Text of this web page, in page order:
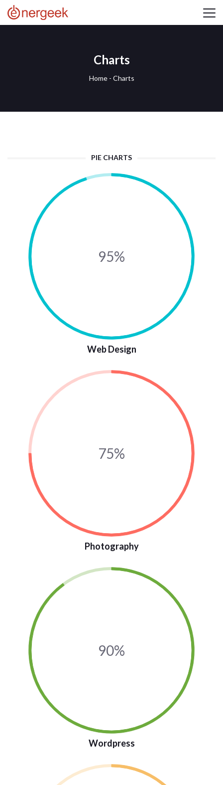
Charts
Home- Charts
PIE CHARTS
95%
Web Design
75%
Photography
90%
Wordpress